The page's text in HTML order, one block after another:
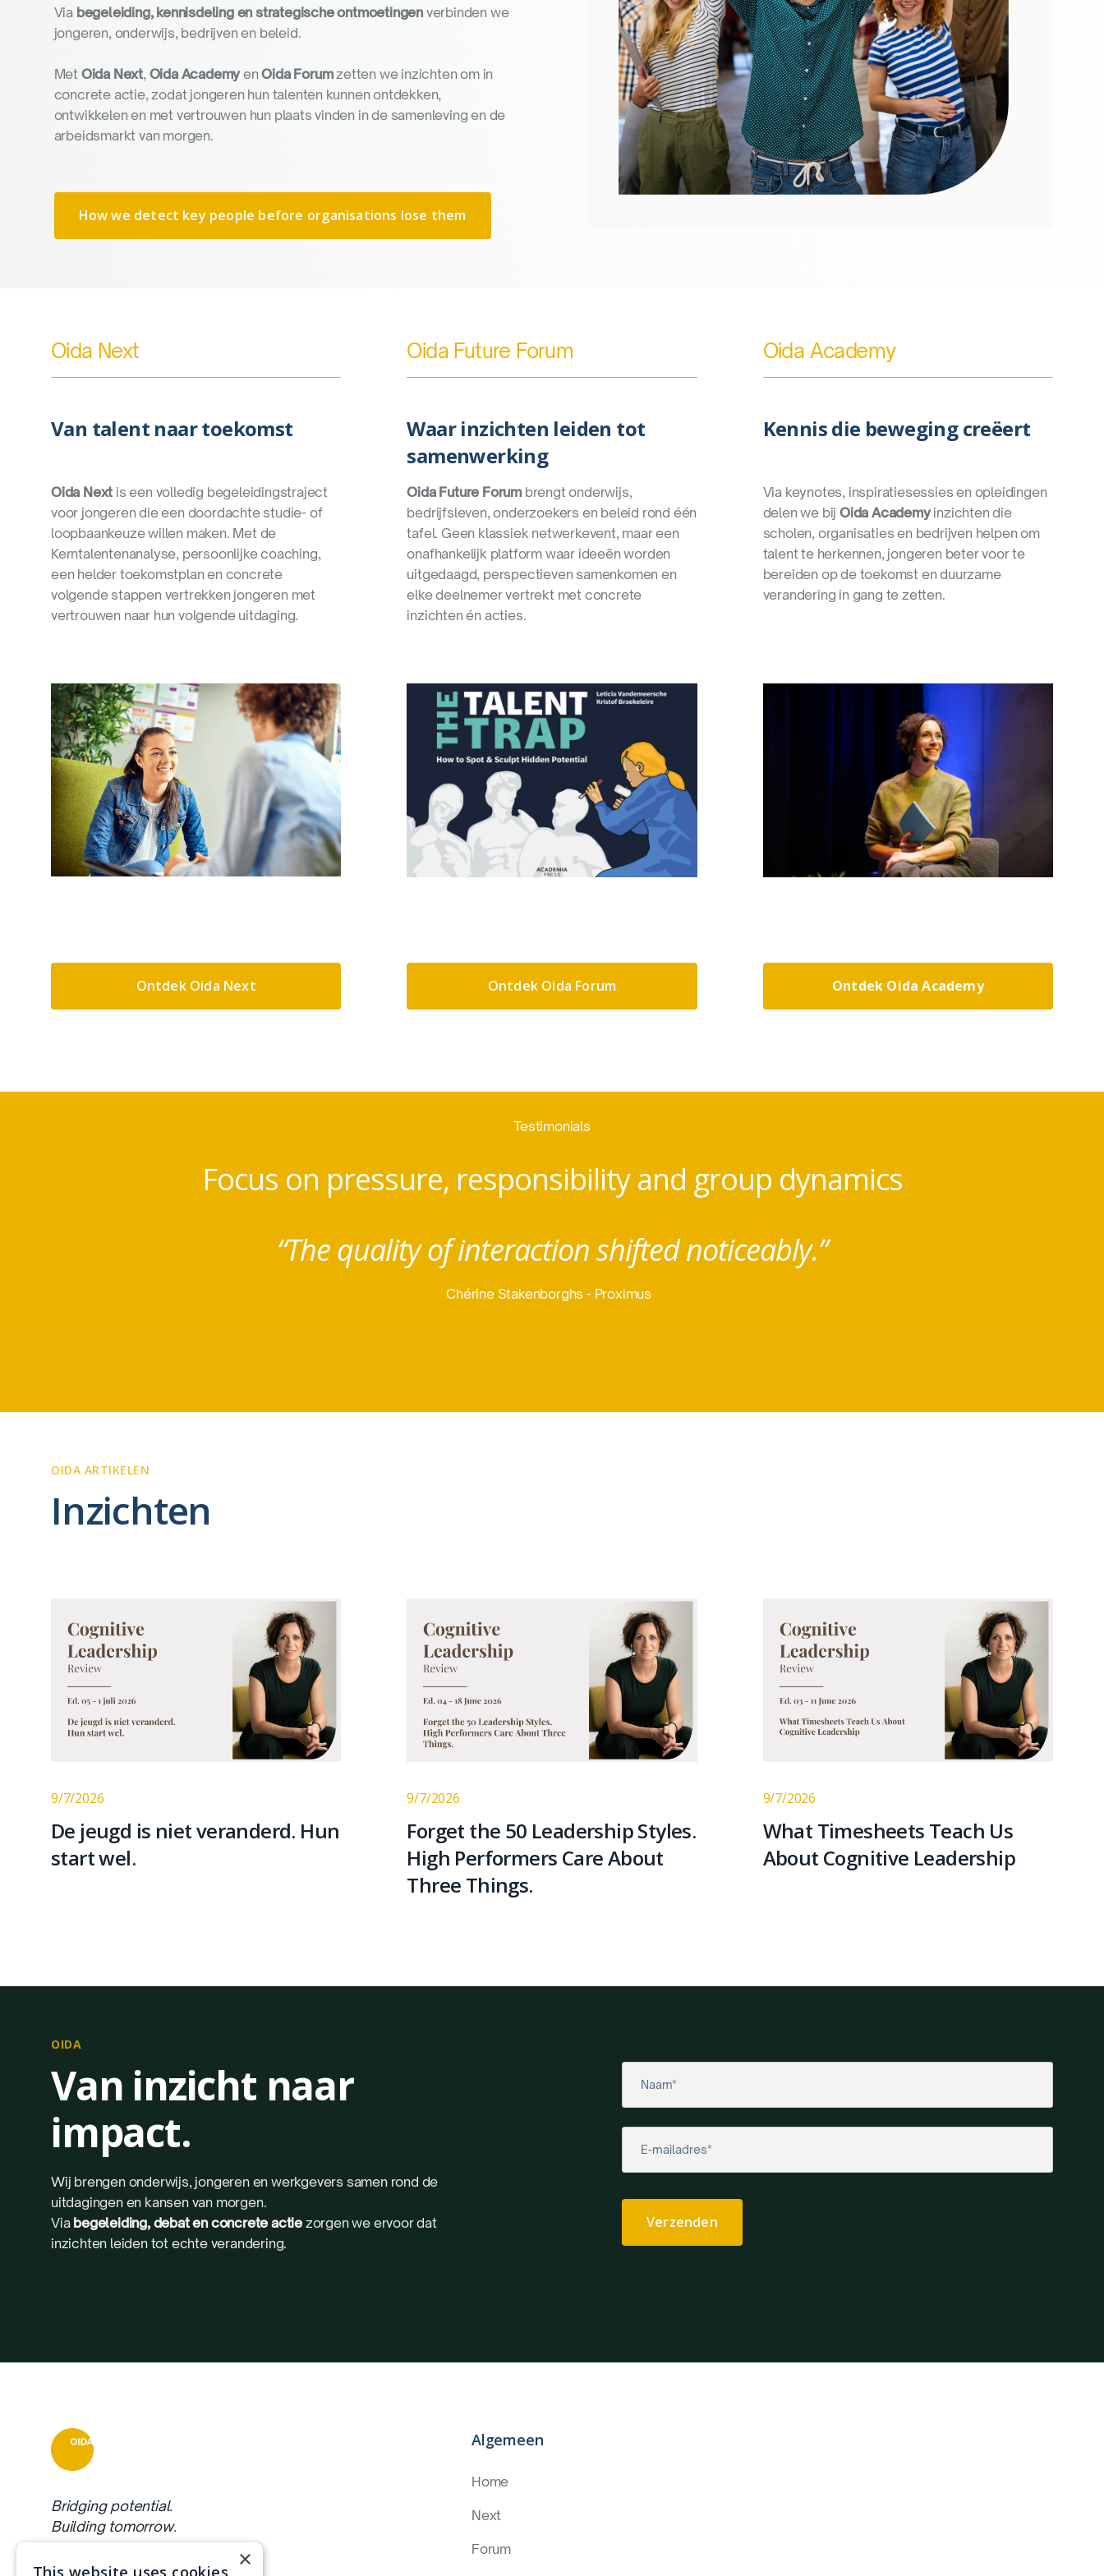
Via begeleiding, kennisdeling en strategische ontmoetingen verbinden we
jongeren, onderwijs, bedrijven en beleid.
Met Oida Next, Oida Academyen Oida Forumzetten we inzichten om in
concrete actie, zodat jongeren hun talenten kunnen ontdekken,
ontwikkelen en met vertrouwen hun plaats vinden in de samenleving en de
arbeidsmarkt van morgen.
How we detect key people before organisations lose them
Oida Next
Van talent naar toekomst
Oida Next is een volledig begeleidingstraject
voor jongeren die een doordachte studie- of
loopbaankeuze willen maken. Met de
Kerntalentenanalyse, persoonlijke coaching,
een helder toekomstplan en concrete
volgende stappen vertrekken jongeren met
vertrouwen naar hun volgende uitdaging.
Ontdek Oida Next
Oida Future Forum
Waar inzichten leiden tot
samenwerking
Oida Future Forum brengt onderwijs,
bedrijfsleven, onderzoekers en beleid rond één
tafel. Geen klassiek netwerkevent, maar een
onafhankelijk platform waar ideeën worden
uitgedaagd, perspectieven samenkomen en
elke deelnemer vertrekt met concrete
inzichten én acties.
Ontdek Oida Forum
Oida Academy
Kennis die beweging creëert
Via keynotes, inspiratiesessies en opleidingen
delen we bijOida Academyinzichten die
scholen, organisaties en bedrijven helpen om
talent te herkennen, jongeren beter voor te
bereiden op de toekomst en duurzame
verandering in gang te zetten.
Ontdek Oida Academy
Testimonials
Focus on pressure, responsibility and group dynamics
“The quality of interaction shifted noticeably.”
Chérine Stakenborghs - Proximus
OIDA ARTIKELEN
Inzichten
9/7/2026
De jeugd is niet veranderd. Hun
start wel.
9/7/2026
Forget the 50 Leadership Styles.
High Performers Care About
Three Things.
9/7/2026
What Timesheets Teach Us
About Cognitive Leadership
OIDA
Van inzicht naar
impact.
Wij brengen onderwijs, jongeren en werkgevers samen rond de
uitdagingen en kansen van morgen.
Via begeleiding, debat en concrete actiezorgen we ervoor dat
inzichten leiden tot echte verandering.
Bridging potential.
Building tomorrow.
Algemeen
Home
Next
Forum
×
This website uses cookies